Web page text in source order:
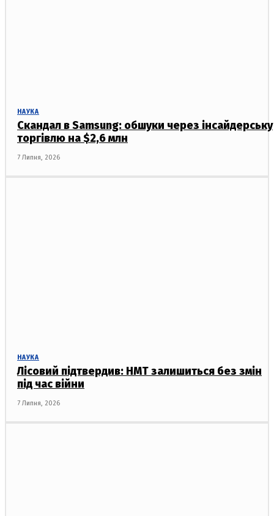
НАУКА
Скандал в Samsung: обшуки через інсайдерську
торгівлю на $2,6 млн
7 Липня, 2026
НАУКА
Лісовий підтвердив: НМТ залишиться без змін
під час війни
7 Липня, 2026